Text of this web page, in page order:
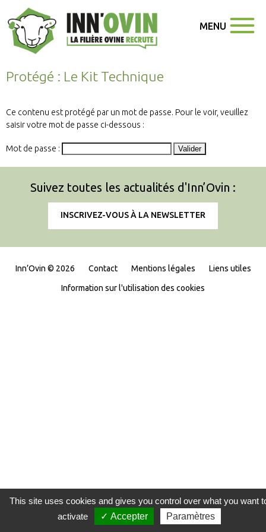
MENU
Protégé : Le Kit Technique
Ce contenu est protégé par un mot de passe. Pour le voir, veuillez
saisir votre mot de passe ci-dessous :
Mot de passe :
Suivez toutes les actualités d'Inn’Ovin :
INSCRIVEZ-VOUS À LA NEWSLETTER
Inn’Ovin © 2026 Contact Mentions légales Liens utiles
Information sur l'utilisation des cookies
This site uses cookies and gives you control over what you want
activate
✓ Accepter Paramètres